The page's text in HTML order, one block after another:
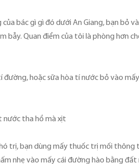
bác gì gì đó dưới An Giang, bạn bỏ
Quan điểm của tôi là phòng hơn
đường, hoặc sữa hòa tí nước bỏ vào
nước tha hồ mà xịt
trị, bạn dùng mấy thuốc trị mối thông
nhẹ vào mấy cái đường hào bằng